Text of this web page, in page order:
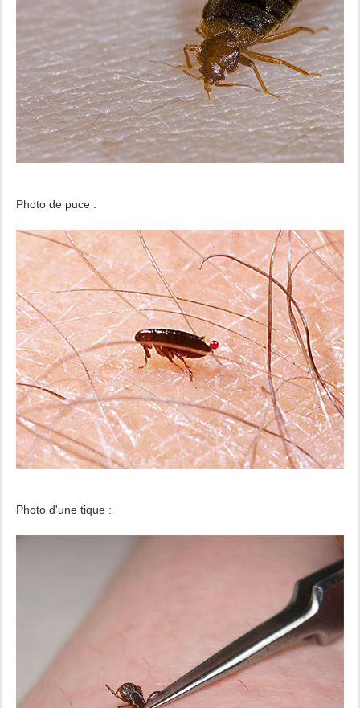
Photo de puce :
Photo d'une tique :